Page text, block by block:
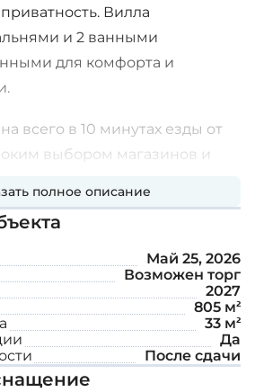
Вилла
и 2 ванными
для комфорта и
всего в 10 минутах езды от
выбором магазинов и
Внутри дом имеет
с теплой и
подчеркнутой
Полностью
располагает большим
и практичным рабочим
полное описание
Май 25, 2026
Возможен торг
2027
805 м²
33 м²
Да
После сдачи